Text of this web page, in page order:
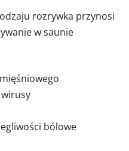
rozrywka przynosi
w saunie
bólowe